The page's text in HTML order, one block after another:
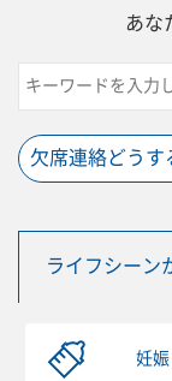
あな
欠席連絡どうす
ライフシーン
妊